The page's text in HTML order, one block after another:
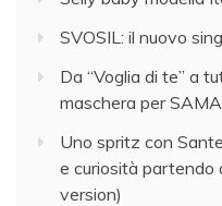
SVOSIL: il nuovo
Da “Voglia di te” a
maschera per
Uno spritz con
e curiosità partendo
version)